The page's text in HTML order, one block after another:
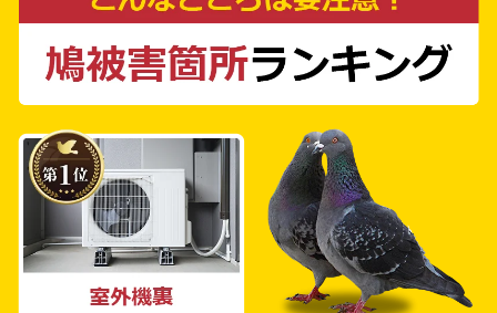
タッフは長年の実績を持つ専門家たちで、どん
な鳩被害にも柔軟に対応します。一戸建て、マ
ンション、工場、商業施設、公共施設、農地な
ど、どなた様からのご相談も柔軟に対応いたし
ます。様々な状況に対応できる経験と技術を持
つ私たちは、どんな問題にも最適な解決策を提
供します。 鳩被害に困っている方、ぜひ一度
ご相談ください。お客様のご相談を心よりお待
ちしております。私たち鳩よけ対策PROは、
太子町の皆様の快適な生活を守るために日々努